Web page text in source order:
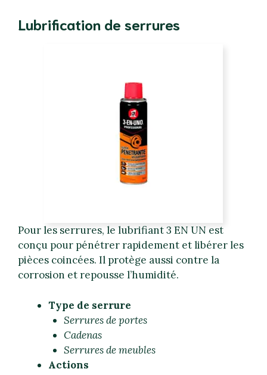
Lubrification de serrures
Pour les serrures, le lubrifiant 3 EN UN est
conçu pour pénétrer rapidement et libérer les
pièces coincées. Il protège aussi contre la
corrosion et repousse l’humidité.
Type de serrure
Serrures de portes
Cadenas
Serrures de meubles
Actions